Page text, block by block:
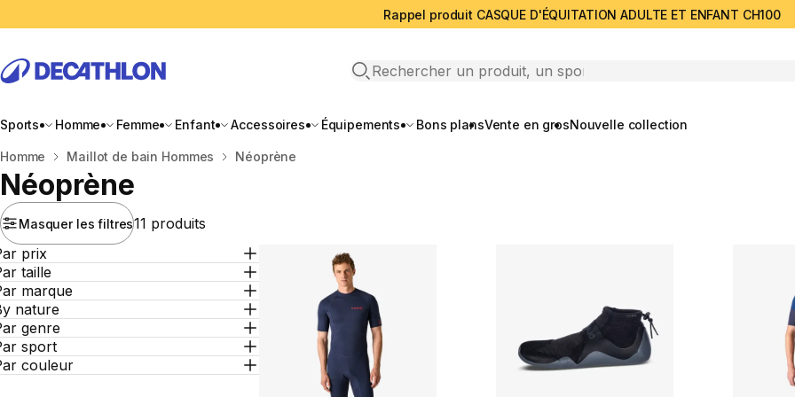
Rappel produit CASQUE D'ÉQUITATION ADULTE ET ENFANT CH100
Open search
Sports Homme Femme Enfant Accessoires Équipements Bons plansVente en grosNouvelle collection
Accueil
Homme Maillot de bain Hommes Néoprène
Néoprène
Masquer les filtres11 produits
prix
taille
marque
nature
genre
sport
couleur